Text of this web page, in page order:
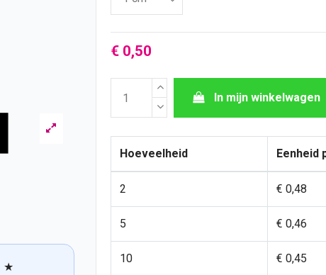
★
€ 0,50
In mijn winkelwagen
Hoeveelheid Eenheid
2 € 0,48
5 € 0,46
10 € 0,45